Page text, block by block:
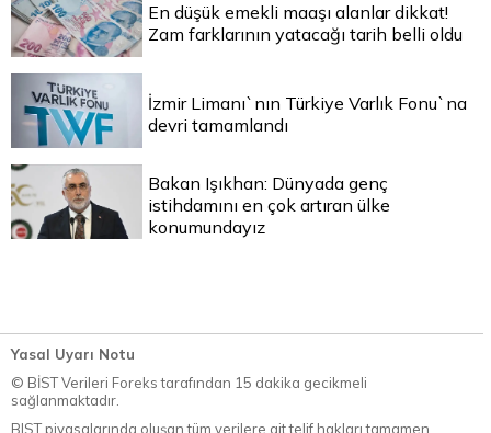
En düşük emekli maaşı alanlar dikkat!
Zam farklarının yatacağı tarih belli oldu
İzmir Limanı`nın Türkiye Varlık Fonu`na
devri tamamlandı
Bakan Işıkhan: Dünyada genç
istihdamını en çok artıran ülke
konumundayız
Yasal Uyarı Notu
© BİST Verileri Foreks tarafından 15 dakika gecikmeli
sağlanmaktadır.
BIST piyasalarında oluşan tüm verilere ait telif hakları tamamen